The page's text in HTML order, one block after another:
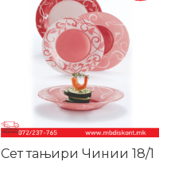
Сет тањири Чинии 18/1